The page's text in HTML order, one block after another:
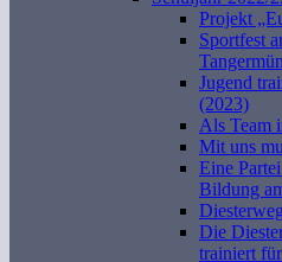
Projekt
Sportfest
Jugend
(2023)
Als Team
Mit uns
Eine
Bildung
Die
trainiert